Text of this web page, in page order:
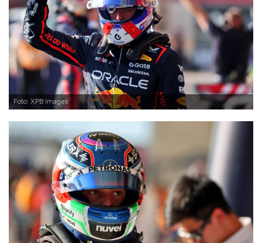
Foto: XPB Images